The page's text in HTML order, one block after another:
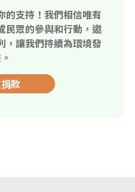
的支持！我們相信唯有
民眾的參與和行動，邀
，讓我們持續為環境發
款